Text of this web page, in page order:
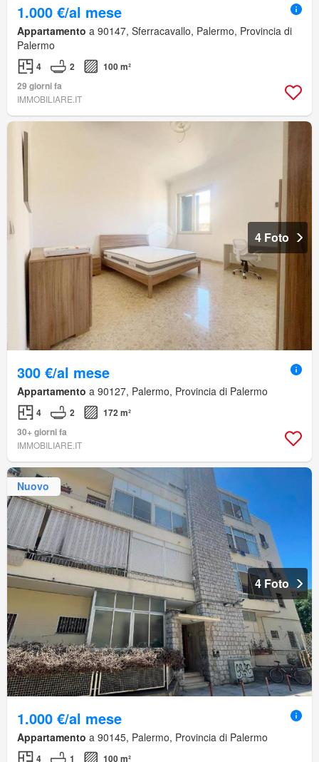
1.000 €/al mese
Appartamento a 90147, Sferracavallo, Palermo, Provincia di
Palermo
4 2
100 m²
29 giorni fa
IMMOBILIARE.IT
4 Foto
300 €/al mese
Appartamento a 90127, Palermo, Provincia di Palermo
4 2
172 m²
30+ giorni fa
IMMOBILIARE.IT
Nuovo
4 Foto
1.000 €/al mese
Appartamento a 90145, Palermo, Provincia di Palermo
4 1 100 m²